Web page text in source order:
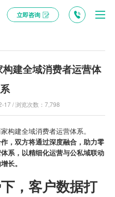
立即咨询
建全域消费者运营体
系
17 / 浏览次数：7,798
构建全域消费者运营体系。
，双方将通过深度融合，助力零
系 ，以精细化运营与公私域联动
长。
， 客户数据打